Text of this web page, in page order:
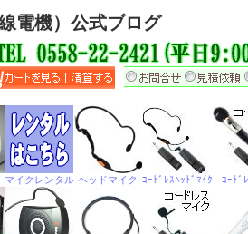
電機）公式ブログ